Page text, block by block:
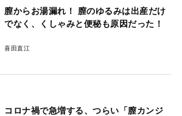
膣からお湯漏れ！ 膣のゆるみは出産だけ
でなく、くしゃみと便秘も原因だった！
喜田直江
コロナ禍で急増する、つらい「膣カンジ